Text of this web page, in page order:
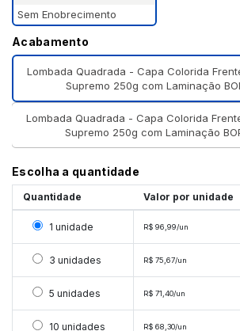
Sem Enobrecimento
Acabamento
Lombada Quadrada - Capa Colorida
Supremo 250g com Laminação
Lombada Quadrada - Capa Colorida
Supremo 250g com Laminação
Escolha a quantidade
Quantidade Valor por unidade
Selecionar 1 unidade
1 unidade R$ 96,99/un
Selecionar 3 unidades
3 unidades R$ 75,67/un
Selecionar 5 unidades
5 unidades R$ 71,40/un
Selecionar 10 unidades
10 unidades R$ 68,30/un